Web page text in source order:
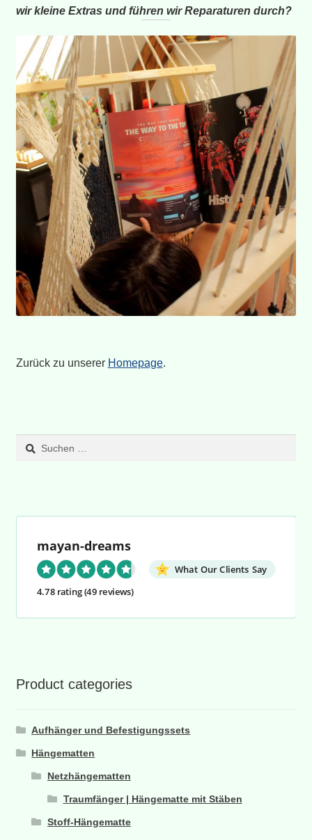
wir kleine Extras und führen wir Reparaturen durch?
Zurück zu unserer Homepage.
Suchen
nach:
mayan-dreams
What Our Clients Say
4.78 rating (49 reviews)
Product categories
Aufhänger und Befestigungssets
Hängematten
Netzhängematten
Traumfänger | Hängematte mit Stäben
Stoff-Hängematte